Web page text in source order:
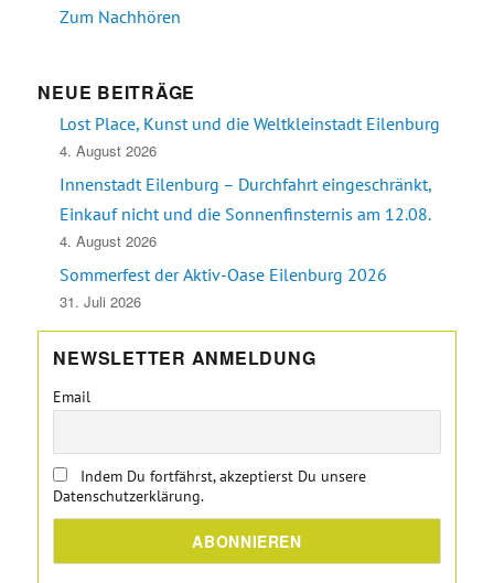
Zum Nachhören
NEUE BEITRÄGE
Lost Place, Kunst und die Weltkleinstadt Eilenburg
4. August 2026
Innenstadt Eilenburg – Durchfahrt eingeschränkt,
Einkauf nicht und die Sonnenfinsternis am 12.08.
4. August 2026
Sommerfest der Aktiv-Oase Eilenburg 2026
31. Juli 2026
NEWSLETTER ANMELDUNG
Email
Indem Du fortfährst, akzeptierst Du unsere
Datenschutzerklärung.